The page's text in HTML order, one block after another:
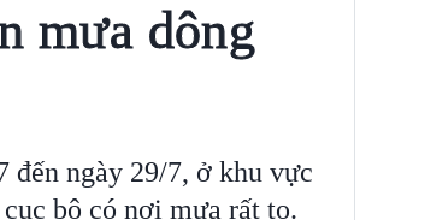
mưa dông
đến ngày 29/7, ở khu vực
bộ có nơi mưa rất to.